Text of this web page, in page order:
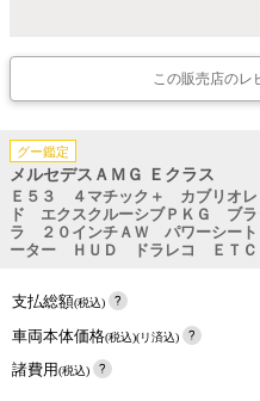
この販売店のレ
グー鑑定
メルセデスＡＭＧ Ｅクラス
Ｅ５３ ４マチック＋ カブリオ
ド エクスクルーシブＰＫＧ ブラ
ラ ２０インチＡＷ パワーシー
ーター ＨＵＤ ドラレコ ＥＴＣ
支払総額(税込)
車両本体価格(税込)(リ済込)
諸費用(税込)